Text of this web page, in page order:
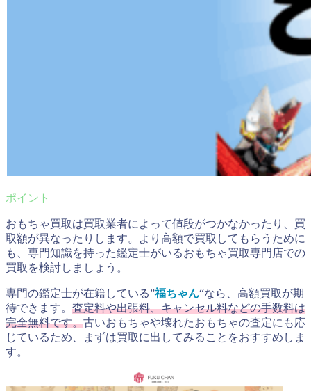
おもちゃ買取は買取業者によって値段がつかなかったり、買
取額が異なったりします。より高額で買取してもらうために
も、専門知識を持った鑑定士がいるおもちゃ買取専門店での
買取を検討しましょう。
専門の鑑定士が在籍している”福ちゃん“なら、高額買取が期
待できます。 査定料や出張料、キャンセル料などの手数料は
完全無料です。古いおもちゃや壊れたおもちゃの査定にも応
じているため、まずは買取に出してみることをおすすめしま
す。